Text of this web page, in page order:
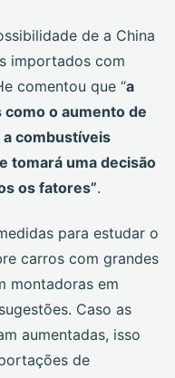
de a China
importados com
comentou que “a
o aumento de
combustíveis
tomará uma decisão
os fatores”.
para estudar o
carros com grandes
montadoras em
Caso as
aumentadas, isso
de